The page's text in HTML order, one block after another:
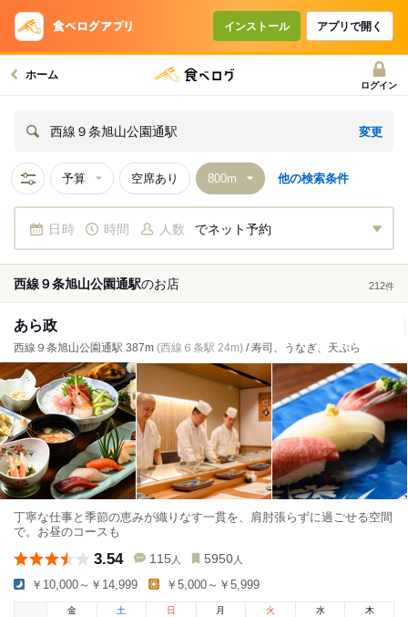
インストール アプリで開く
ホーム
ログイン
西線９条旭山公園通駅 変更
予算 空席あり 他の検索条件
日時 時間 人数 でネット予約
西線９条旭山公園通駅のお店 212件
あら政
西線９条旭山公園通駅 387m (西線６条駅 24m) / 寿司、うなぎ、天ぷら
丁寧な仕事と季節の恵みが織りなす一貫を、肩肘張らずに過ごせる空間
で。お昼のコースも
3.54 115 人 5950 人
￥10,000～￥14,999 ￥5,000～￥5,999
金
土 日 月 火 水 木